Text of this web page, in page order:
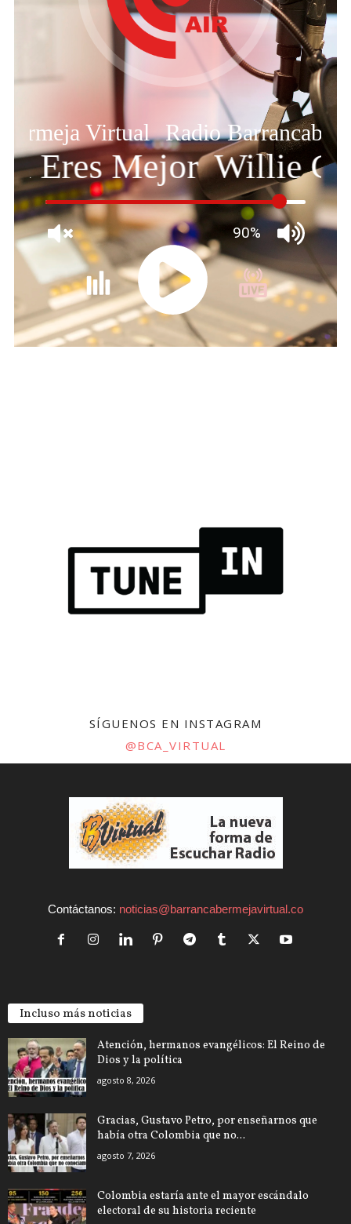
SÍGUENOS EN INSTAGRAM
@BCA_VIRTUAL
Contáctanos: noticias@barrancabermejavirtual.co
Incluso más noticias
Atención, hermanos evangélicos: El Reino de
Dios y la política
agosto 8, 2026
Gracias, Gustavo Petro, por enseñarnos que
había otra Colombia que no...
agosto 7, 2026
Colombia estaría ante el mayor escándalo
electoral de su historia reciente